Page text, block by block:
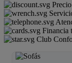
Financia
Club